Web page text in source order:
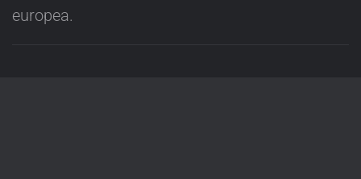
europea.